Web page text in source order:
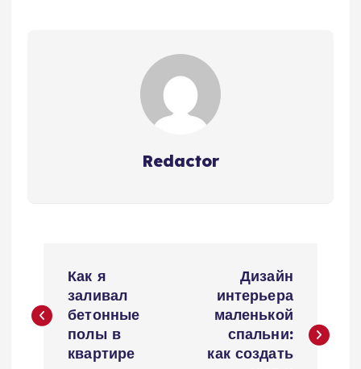
Redactor
а
Как я
заливал
бетонные
полы в
квартире
Дизайн
интерьера
маленькой
спальни:
как создать